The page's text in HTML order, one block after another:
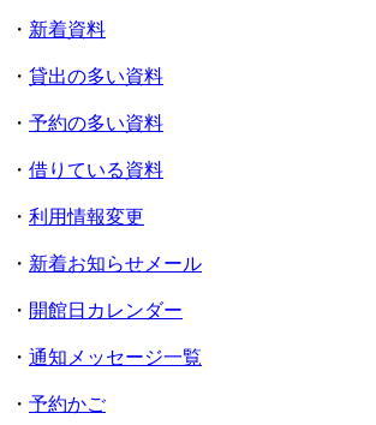
・ 新着資料
・ 貸出の多い資料
・ 予約の多い資料
・ 借りている資料
・ 利用情報変更
・ 新着お知らせメール
・ 開館日カレンダー
・ 通知メッセージ一覧
・ 予約かご